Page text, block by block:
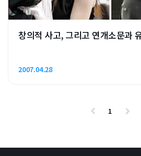
창의적 사고, 그리고 연개소문과
2007.04.28
1